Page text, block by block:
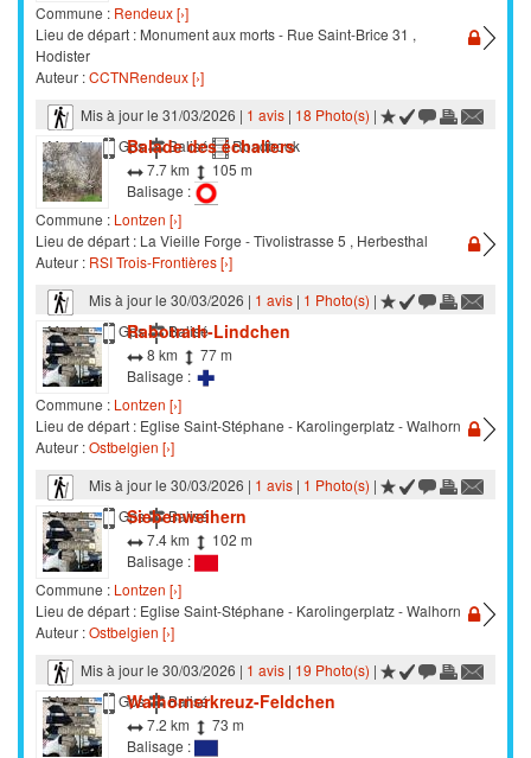
Commune : Rendeux [›]
Lieu de départ : Monument aux morts - Rue Saint-Brice 31 ,
Hodister
Auteur :CCTNRendeux [›]
Mis à jour le 31/03/2026 | 1 avis| 18 Photo(s) |
Marche
Gps Balisé Roadbook
Balade des échaliers
7.7 km
105 m
Balisage :
Commune : Lontzen [›]
Lieu de départ : La Vieille Forge - Tivolistrasse 5 , Herbesthal
Auteur : RSI Trois-Frontières [›]
Mis à jour le 30/03/2026 | 1 avis| 1 Photo(s) |
Marche
Gps Balisé
Rabotrath-Lindchen
8 km
77 m
Balisage :
Commune : Lontzen [›]
Lieu de départ : Eglise Saint-Stéphane - Karolingerplatz - Walhorn
Auteur :Ostbelgien [›]
Mis à jour le 30/03/2026 | 1 avis| 1 Photo(s) |
Marche
Gps Balisé
Siebenweihern
7.4 km
102 m
Balisage :
Commune : Lontzen [›]
Lieu de départ : Eglise Saint-Stéphane - Karolingerplatz - Walhorn
Auteur :Ostbelgien [›]
Mis à jour le 30/03/2026 | 1 avis| 19 Photo(s) |
Marche
Gps Balisé
Walhornerkreuz-Feldchen
7.2 km
73 m
Balisage :